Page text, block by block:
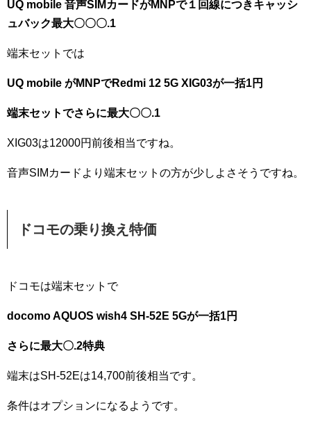
UQ mobile 音声SIMカードがMNPで１回線につきキャッシ
ュバック最大〇〇〇.1
端末セットでは
UQ mobile がMNPでRedmi 12 5G XIG03が一括1円
端末セットでさらに最大〇〇.1
XIG03は12000円前後相当ですね。
音声SIMカードより端末セットの方が少しよさそうですね。
ドコモの乗り換え特価
ドコモは端末セットで
docomo AQUOS wish4 SH-52E 5Gが一括1円
さらに最大〇.2特典
端末はSH-52Eは14,700前後相当です。
条件はオプションになるようです。